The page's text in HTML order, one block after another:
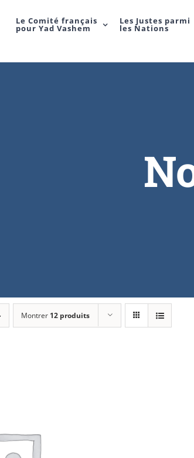
Le Comité français
pour Yad Vashem
Les Justes parmi
les Nations
Montrer 12 produits